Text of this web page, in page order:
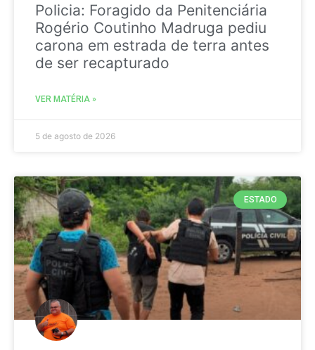
Policia: Foragido da Penitenciária
Rogério Coutinho Madruga pediu
carona em estrada de terra antes
de ser recapturado
VER MATÉRIA »
5 de agosto de 2026
ESTADO